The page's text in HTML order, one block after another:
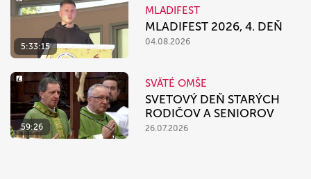
5:33:15
MLADIFEST
MLADIFEST 2026, 4. DEŇ
04.08.2026
59:26
SVÄTÉ OMŠE
SVETOVÝ DEŇ STARÝCH
RODIČOV A SENIOROV
26.07.2026